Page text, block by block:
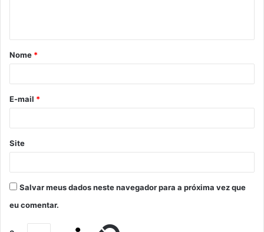
Nome *
E-mail *
Site
Salvar meus dados neste navegador para a próxima vez que
eu comentar.